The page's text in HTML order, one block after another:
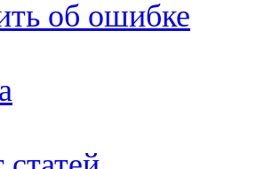
об ошибке